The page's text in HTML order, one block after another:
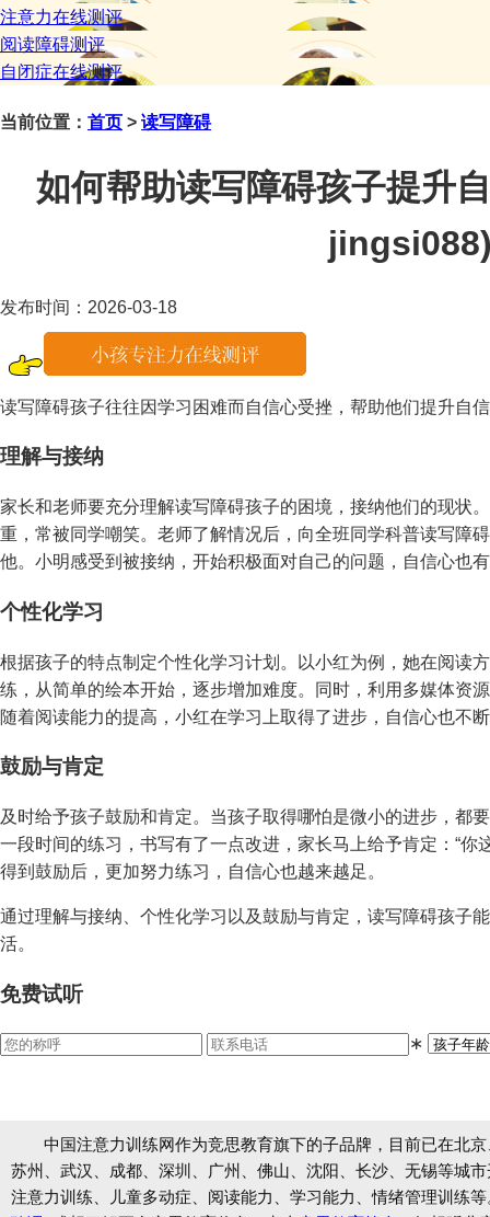
注意力在线测评
阅读障碍测评
自闭症在线测评
当前位置： 首页 > 读写障碍
如何帮助读写障碍孩子提升
发布时间：2026-03-18
读写障碍孩子往往因学习困难而自信心受挫，帮助他们提升自
理解与接纳
家长和老师要充分理解读写障碍孩子的困境，接纳他们的现状
重，常被同学嘲笑。老师了解情况后，向全班同学科普读写障
他。小明感受到被接纳，开始积极面对自己的问题，自信心也
个性化学习
根据孩子的特点制定个性化学习计划。以小红为例，她在阅读
练，从简单的绘本开始，逐步增加难度。同时，利用多媒体资
随着阅读能力的提高，小红在学习上取得了进步，自信心也不
鼓励与肯定
及时给予孩子鼓励和肯定。当孩子取得哪怕是微小的进步，都
一段时间的练习，书写有了一点改进，家长马上给予肯定：“你
得到鼓励后，更加努力练习，自信心也越来越足。
通过理解与接纳、个性化学习以及鼓励与肯定，读写障碍孩子
活。
免费试听
∗
中国注意力训练网作为竞思教育旗下的子品牌，目前已在北
苏州、武汉、成都、深圳、广州、佛山、沈阳、长沙、无锡等城
注意力训练、儿童多动症、阅读能力、学习能力、情绪管理训练